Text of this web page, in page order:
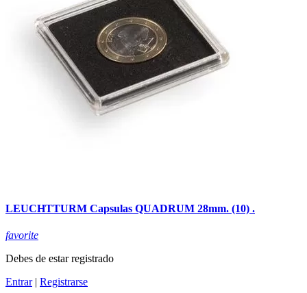
LEUCHTTURM Capsulas QUADRUM 28mm. (10) .
favorite
Debes de estar registrado
Entrar| Registrarse